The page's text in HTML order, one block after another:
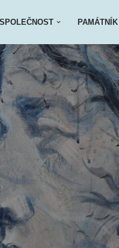
SPOLEČNOST PAMÁTNÍK